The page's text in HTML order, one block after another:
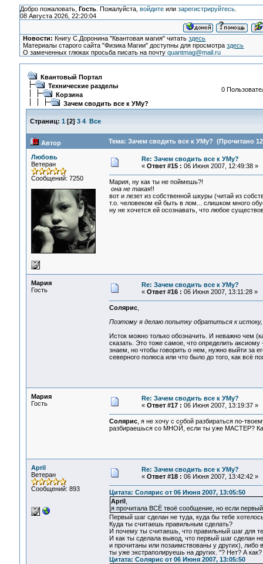
Добро пожаловать, Гость. Пожалуйста, войдитеили зарегистрируйтесь.
08 Августа 2026, 22:20:04
Новости: Книгу С.Доронина "Квантовая магия" читатьздесь
Материалы старого сайта "Физика Магии" доступны для просмотраздесь
О замеченных глюках просьба писать на почтуquantmag@mail.ru
Квантовый Портал
Технические разделы
Корзина
Зачем сводить все к УМу?
0
Страниц: 1 [2] 3 4 Все
Автор Тема: Зачем сводить все к УМу? (Прочитано
Любовь
Ветеран
Сообщений: 7250
Re: Зачем сводить все к УМу?
« Ответ #15 : 06 Июня 2007, 12:49:38 »
Мария, ну как ты не поймешь?!
она не такая!!
вот и лезет из собственной шкуры (читай из
т.о. человеком ей быть в лом... слишком много
ну не хочется ей осознавать, что любое
Мария
Гость
Re: Зачем сводить все к УМу?
« Ответ #16 : 06 Июня 2007, 13:11:28 »
Солярис,
Поэтому я делаю попытку обратиться к
Исток можно только обозначить. И неважно чем
сказать. Это тоже самое, что определить
знаем, но чтобы говорить о нем, нужно выйти за
северного полюса или что было до того, как всё
Мария
Гость
Re: Зачем сводить все к УМу?
« Ответ #17 : 06 Июня 2007, 13:19:37 »
Солярис, я не хочу с собой разбираться по-
разбираешься со МНОЙ, если ты уже МАСТЕР?
April
Ветеран
Сообщений: 893
Re: Зачем сводить все к УМу?
« Ответ #18 : 06 Июня 2007, 13:42:42 »
Цитата: Солярис от 06 Июня 2007, 13:05:50
April
я прочитала ВСЁ твоё сообщение, но если
Первый шаг сделан не туда, куда бы тебе
Куда ты считаешь правильным сделать?
И почему ты считаешь, что правильный шаг для
И как ты сделала вывод, что первый шаг сделан
и прочитаны или позаимствованы у других),
ты уже экстраполируешь на других. "? Нет? А как?
Цитата: Солярис от 06 Июня 2007, 13:05:50